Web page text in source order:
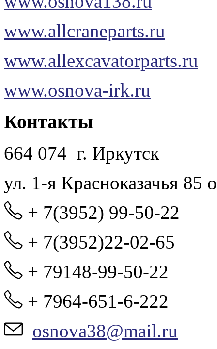
www.allcraneparts.ru
www.allexcavatorparts.ru
www.osnova-irk.ru
Контакты
664 074 г. Иркутск
ул. 1-я Красноказачья 85
+ 7(3952) 99-50-22
+ 7(3952)22-02-65
+ 79148-99-50-22
+ 7964-651-6-222
osnova38@mail.ru